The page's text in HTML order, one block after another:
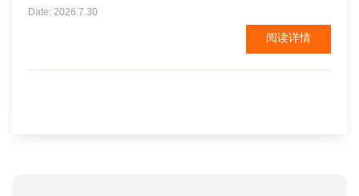
上投放广告，批发流量进来之后，再分配给成百上千
的同行业厂商，有多少流量能到达自己的企业店铺或
Google广告，可以用更具性价比的方式排到阿里或
者...
Date: 2026.7.30
阅读详情